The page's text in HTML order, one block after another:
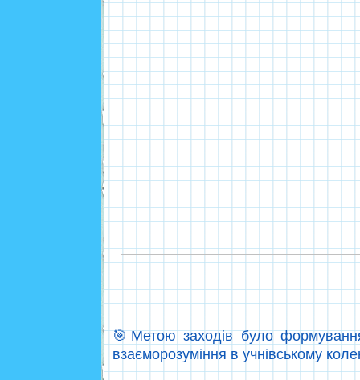
🎯Метою заходів було формування
взаєморозуміння в учнівському